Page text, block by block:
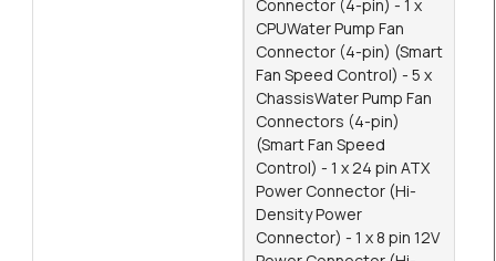
Connector (4-pin) - 1 x
CPUWater Pump Fan
Connector (4-pin) (Smart
Fan Speed Control) - 5 x
ChassisWater Pump Fan
Connectors (4-pin)
(Smart Fan Speed
Control) - 1 x 24 pin ATX
Power Connector (Hi-
Density Power
Connector) - 1 x 8 pin 12V